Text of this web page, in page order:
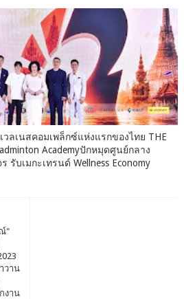
ลเนสคอมเพล็กซ์แห่งแรกของไทย THE
Academyปักหมุดศูนย์กลาง
บเมกะเทรนด์ Wellness Economy
"
วาน
งาน